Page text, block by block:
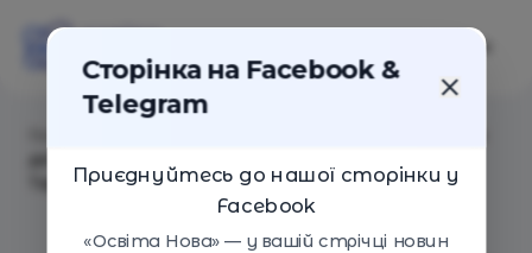
Тарченко
Сторінка на Facebook &
Telegram
Приєднуйтесь до нашої сторінки у
Facebook
«Освіта Нова» — у вашій стрічці новин